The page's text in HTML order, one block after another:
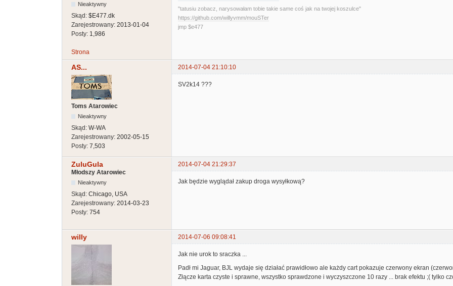
Nieaktywny
Skąd: $E477.dk
Zarejestrowany: 2013-01-04
Posty: 1,986
"tatusiu zobacz, narysowałam tobie takie same coś jak na twojej koszulce"
https://github.com/willyvmm/mouSTer
jmp $e477
Strona
AS... 2014-07-04 21:10:10
Toms Atarowiec
Nieaktywny
Skąd: W-WA
Zarejestrowany: 2002-05-15
Posty: 7,503
SV2k14 ???
ZuluGula
2014-07-04 21:29:37
Młodszy Atarowiec
Nieaktywny
Skąd: Chicago, USA
Zarejestrowany: 2014-03-23
Posty: 754
Jak będzie wyglądał zakup droga wysyłkową?
willy 2014-07-06 09:08:41
Jak nie urok to sraczka ...
Padł mi Jaguar, BJL wydaje się działać prawidłowo ale każdy cart pokazuje czerwony ekran
Złącze karta czyste i sprawne, wszystko sprawdzone i wyczyszczone 10 razy ... brak efektu ;( tylko